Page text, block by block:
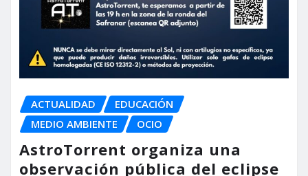
ACTUALIDAD
EDUCACIÓN
MEDIO AMBIENTE
OCIO
AstroTorrent organiza una
observación pública del eclipse